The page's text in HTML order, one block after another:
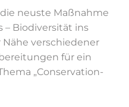
neuste Maßnahme
– Biodiversität ins
Nähe verschiedener
für ein
„Conservation-